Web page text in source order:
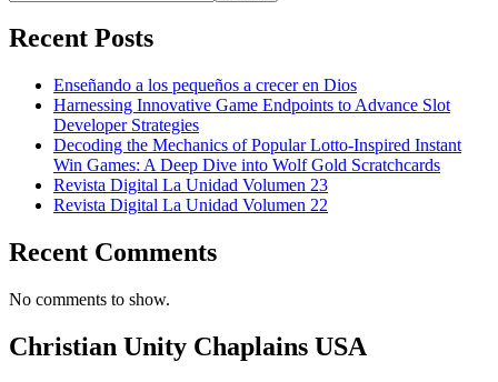
Recent Posts
Enseñando a los pequeños a crecer en Dios
Harnessing Innovative Game Endpoints to Advance Slot
Developer Strategies
Decoding the Mechanics of Popular Lotto-Inspired Instant
Win Games: A Deep Dive into Wolf Gold Scratchcards
Revista Digital La Unidad Volumen 23
Revista Digital La Unidad Volumen 22
Recent Comments
No comments to show.
Christian Unity Chaplains USA